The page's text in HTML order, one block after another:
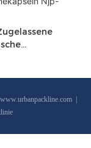
www.urbanpackline.com